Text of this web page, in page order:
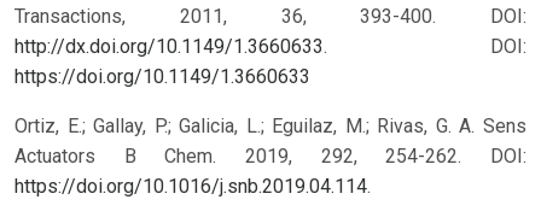
Transactions, 2011, 36, 393-400. DOI:
http://dx.doi.org/10.1149/1.3660633.
DOI:
https://doi.org/10.1149/1.3660633
Ortiz, E.; Gallay, P.; Galicia, L.; Eguilaz, M.; Rivas, G. A. Sens
Actuators B Chem. 2019, 292, 254-262. DOI:
https://doi.org/10.1016/j.snb.2019.04.114.